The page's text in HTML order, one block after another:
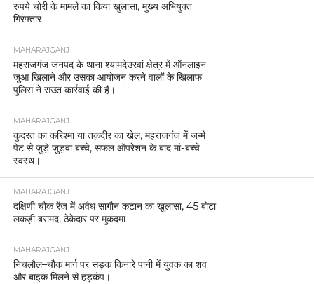
रुपये चोरी के मामले का किया खुलासा, मुख्य अभियुक्त
गिरफ्तार
MAHARAJGANJ
महराजगंज जनपद के थाना श्यामदेउरवां क्षेत्र में ऑनलाइन
जुआ खिलाने और उसका आयोजन करने वालों के खिलाफ
पुलिस ने सख्त कार्रवाई की है।
MAHARAJGANJ
कुदरत का करिश्मा या तक़दीर का खेल, महराजगंज में जन्मे
पेट से जुड़े जुड़वा बच्चे, सफल ऑपरेशन के बाद मां-बच्चे
स्वस्थ।
MAHARAJGANJ
दक्षिणी चौक रेंज में अवैध सागौन कटान का खुलासा, 45 बोटा
लकड़ी बरामद, ठेकेदार पर मुकदमा
MAHARAJGANJ
निचलौल–चौक मार्ग पर सड़क किनारे पानी में युवक का शव
और बाइक मिलने से हड़कंप।